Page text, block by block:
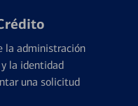
la administración
la identidad
una solicitud